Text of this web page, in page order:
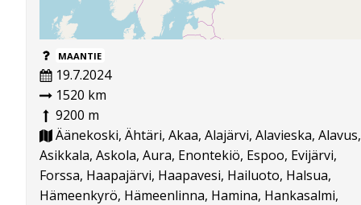
MAANTIE
19.7.2024
1520 km
9200 m
Äänekoski, Ähtäri, Akaa, Alajärvi, Alavieska, Alavus,
Asikkala, Askola, Aura, Enontekiö, Espoo, Evijärvi,
Forssa, Haapajärvi, Haapavesi, Hailuoto, Halsua,
Hämeenkyrö, Hämeenlinna, Hamina, Hankasalmi,